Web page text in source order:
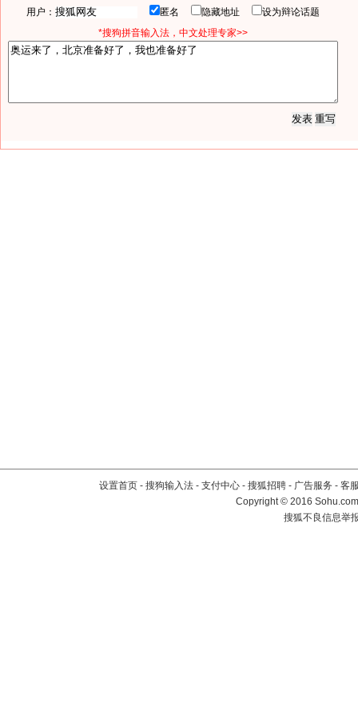
用户： 匿名 隐藏地址
设为辩论话题
*搜狗拼音输入法，中文处理专家>>
设置首页 - 搜狗输入法 - 支付中心 - 搜狐招聘 - 广告服务 - 客
Copyright©2016
搜狐不良信息举